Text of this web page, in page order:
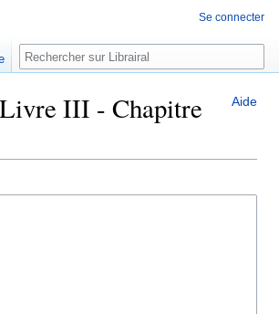
Aide
Livre III - Chapitre
Se connecter
Rechercher